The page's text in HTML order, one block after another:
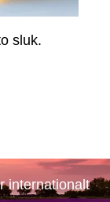
sluk.
internationalt